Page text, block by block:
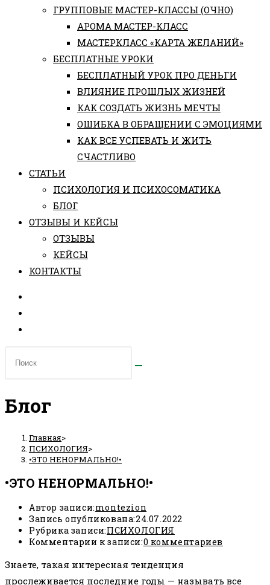
ГРУППОВЫЕ МАСТЕР-КЛАССЫ (ОЧНО)
АРОМА МАСТЕР-КЛАСС
МАСТЕРКЛАСС «КАРТА ЖЕЛАНИЙ»
БЕСПЛАТНЫЕ УРОКИ
БЕСПЛАТНЫЙ УРОК ПРО ДЕНЬГИ
ВЛИЯНИЕ ПРОШЛЫХ ЖИЗНЕЙ
КАК СОЗДАТЬ ЖИЗНЬ МЕЧТЫ
ОШИБКА В ОБРАЩЕНИИ С ЭМОЦИЯМИ
КАК ВСЕ УСПЕВАТЬ И ЖИТЬ
СЧАСТЛИВО
СТАТЬИ
ПCИХОЛОГИЯ И ПСИХОСОМАТИКА
БЛОГ
ОТЗЫВЫ И КЕЙСЫ
ОТЗЫВЫ
КЕЙСЫ
КОНТАКТЫ
Блог
Главная>
ПСИХОЛОГИЯ>
•ЭТО НЕНОРМАЛЬНО!•
•ЭТО НЕНОРМАЛЬНО!•
Автор записи:montezion
Запись опубликована:24.07.2022
Рубрика записи:ПСИХОЛОГИЯ
Комментарии к записи:0 комментариев
Знаете, такая интересная тенденция
прослеживается последние годы — называть все